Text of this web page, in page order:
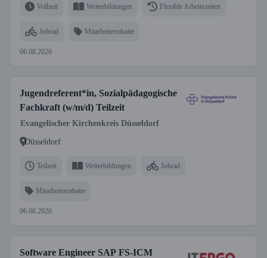
Vollzeit Weiterbildungen Flexible Arbeitszeiten
Jobrad Mitarbeiterrabatte
06.08.2026
Jugendreferent*in, Sozialpädagogische
Fachkraft (w/m/d) Teilzeit
Evangelischer Kirchenkreis Düsseldorf
Düsseldorf
Teilzeit Weiterbildungen Jobrad
Mitarbeiterrabatte
06.08.2026
Software Engineer SAP FS-ICM